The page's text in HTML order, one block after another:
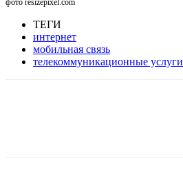
фото resizepixel.com
ТЕГИ
интернет
мобильная связь
телекоммуникационные услуги